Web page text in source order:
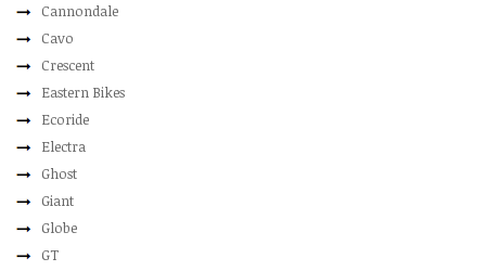
Cannondale
Cavo
Crescent
Eastern Bikes
Ecoride
Electra
Ghost
Giant
Globe
GT